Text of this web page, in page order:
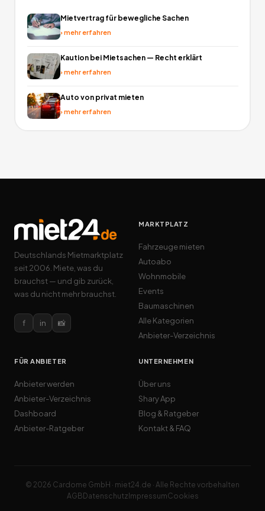
Mietvertrag für bewegliche Sachen
›mehr erfahren
Kaution bei Mietsachen — Recht erklärt
›mehr erfahren
Auto von privat mieten
›mehr erfahren
Deutschlands Mietmarktplatz
seit 2006. Miete, was du
brauchst — und gib zurück,
was du nicht mehr brauchst.
f in 📸
MARKTPLATZ
Fahrzeuge mieten
Autoabo
Wohnmobile
Events
Baumaschinen
Alle Kategorien
Anbieter-Verzeichnis
FÜR ANBIETER
Anbieter werden
Anbieter-Verzeichnis
Dashboard
Anbieter-Ratgeber
UNTERNEHMEN
Über uns
Shary App
Blog & Ratgeber
Kontakt & FAQ
© 2026 Cardome GmbH · miet24.de · Alle Rechte vorbehalten
AGB Datenschutz ImpressumCookies